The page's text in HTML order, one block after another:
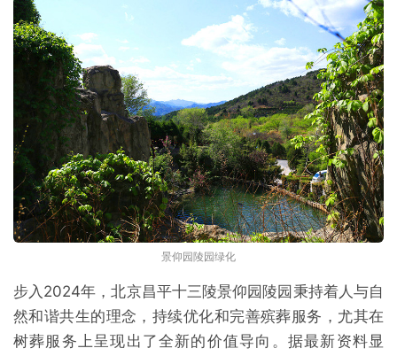
景仰园陵园绿化
步入2024年，北京昌平十三陵景仰园陵园秉持着人与自
然和谐共生的理念，持续优化和完善殡葬服务，尤其在
树葬服务上呈现出了全新的价值导向。据最新资料显